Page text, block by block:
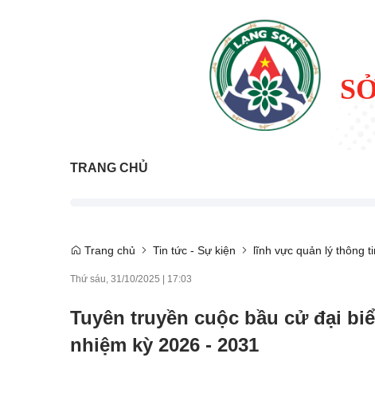
TRANG CHỦ
Trang chủ Tin tức - Sự kiện lĩnh vực quản lý thông
Thứ sáu, 31/10/2025 | 17:03
Tuyên truyền cuộc bầu cử đại
nhiệm kỳ 2026 - 2031